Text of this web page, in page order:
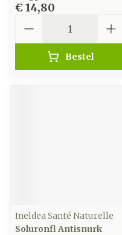
€ 14,80
Bestel
Ineldea Santé Naturelle
Soluronfl Antisnurk